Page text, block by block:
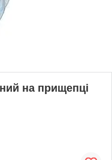
на прищепці